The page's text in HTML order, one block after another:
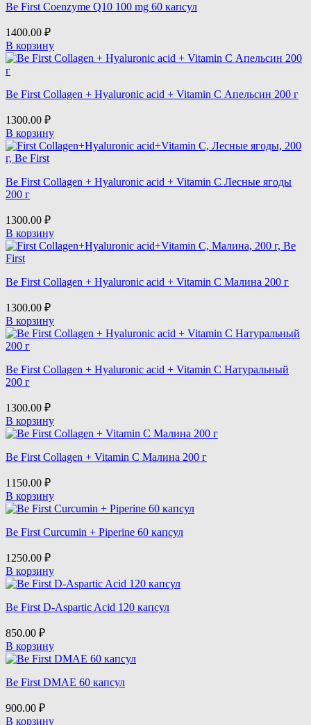
Be First Coenzyme Q10 100 mg 60 капсул
1400.00 ₽
В корзину
Be First Collagen + Hyaluronic acid + Vitamin C Апельсин 200 г
1300.00 ₽
В корзину
Be First Collagen + Hyaluronic acid + Vitamin C Лесные ягоды
200 г
1300.00 ₽
В корзину
Be First Collagen + Hyaluronic acid + Vitamin C Малина 200 г
1300.00 ₽
В корзину
Be First Collagen + Hyaluronic acid + Vitamin C Натуральный
200 г
1300.00 ₽
В корзину
Be First Collagen + Vitamin C Малина 200 г
1150.00 ₽
В корзину
Be First Curcumin + Piperine 60 капсул
1250.00 ₽
В корзину
Be First D-Aspartic Acid 120 капсул
850.00 ₽
В корзину
Be First DMAE 60 капсул
900.00 ₽
В корзину